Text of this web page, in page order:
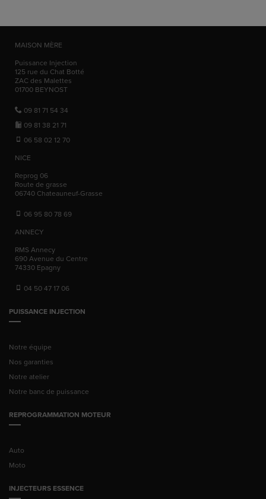
MAISON MÈRE
Puissance Injection
125 rue du Chat Botté
ZAC des Malettes
01700 BEYNOST
09 81 71 54 34
09 81 38 21 71
06 58 02 12 70
NICE
Reprog 06
Route de grasse
06740 Chateauneuf-Grasse
06 95 80 78 69
ANNECY
RMS Annecy
690 Avenue du Centre
74330 Epagny
04 50 47 17 06
PUISSANCE INJECTION
Notre équipe
Nos garanties
Notre atelier
Notre banc de puissance
REPROGRAMMATION MOTEUR
Auto
Moto
INJECTEURS ESSENCE